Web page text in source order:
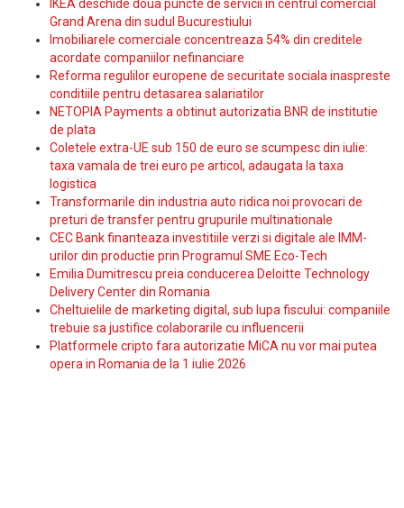
IKEA deschide doua puncte de servicii in centrul comercial
Grand Arena din sudul Bucurestiului
Imobiliarele comerciale concentreaza 54% din creditele
acordate companiilor nefinanciare
Reforma regulilor europene de securitate sociala inaspreste
conditiile pentru detasarea salariatilor
NETOPIA Payments a obtinut autorizatia BNR de institutie
de plata
Coletele extra-UE sub 150 de euro se scumpesc din iulie:
taxa vamala de trei euro pe articol, adaugata la taxa
logistica
Transformarile din industria auto ridica noi provocari de
preturi de transfer pentru grupurile multinationale
CEC Bank finanteaza investitiile verzi si digitale ale IMM-
urilor din productie prin Programul SME Eco-Tech
Emilia Dumitrescu preia conducerea Deloitte Technology
Delivery Center din Romania
Cheltuielile de marketing digital, sub lupa fiscului: companiile
trebuie sa justifice colaborarile cu influencerii
Platformele cripto fara autorizatie MiCA nu vor mai putea
opera in Romania de la 1 iulie 2026